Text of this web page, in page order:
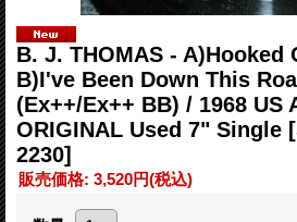
B. J. THOMAS - A)Hooked
B)I've Been Down This
(Ex++/Ex++ BB) / 1968 US
ORIGINAL Used 7" Single
2230]
販売価格: 3,520円(税込)